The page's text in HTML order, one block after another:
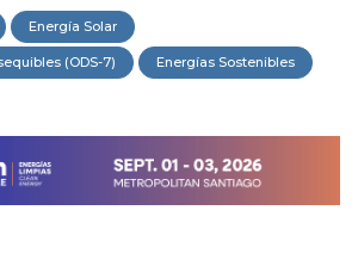
Energía Solar
(ODS-7) Energías Sostenibles